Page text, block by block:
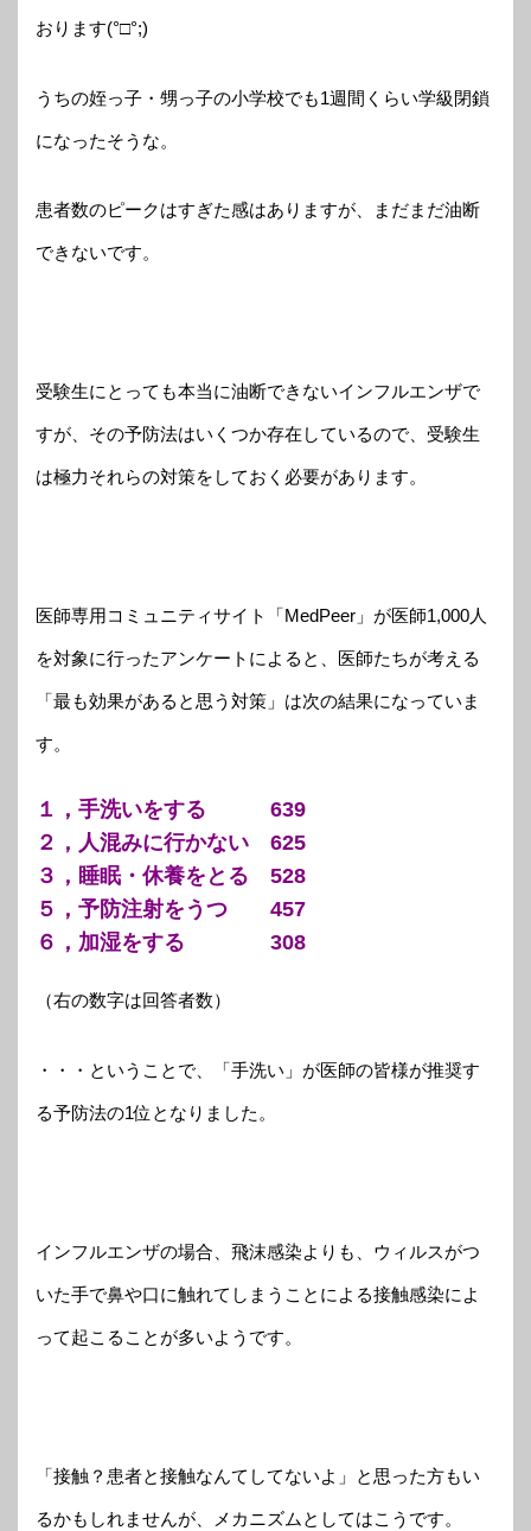
おります(°□°;)
うちの姪っ子・甥っ子の小学校でも1週間くらい学級閉鎖
になったそうな。
患者数のピークはすぎた感はありますが、まだまだ油断
できないです。
受験生にとっても本当に油断できないインフルエンザで
すが、その予防法はいくつか存在しているので、受験生
は極力それらの対策をしておく必要があります。
医師専用コミュニティサイト「MedPeer」が医師1,000人
を対象に行ったアンケートによると、医師たちが考える
「最も効果があると思う対策」は次の結果になっていま
す。
１，手洗いをする 639
２，人混みに行かない 625
３，睡眠・休養をとる 528
５，予防注射をうつ 457
６，加湿をする 308
（右の数字は回答者数）
・・・ということで、「手洗い」が医師の皆様が推奨す
る予防法の1位となりました。
インフルエンザの場合、飛沫感染よりも、ウィルスがつ
いた手で鼻や口に触れてしまうことによる接触感染によ
って起こることが多いようです。
「接触？患者と接触なんてしてないよ」と思った方もい
るかもしれませんが、メカニズムとしてはこうです。